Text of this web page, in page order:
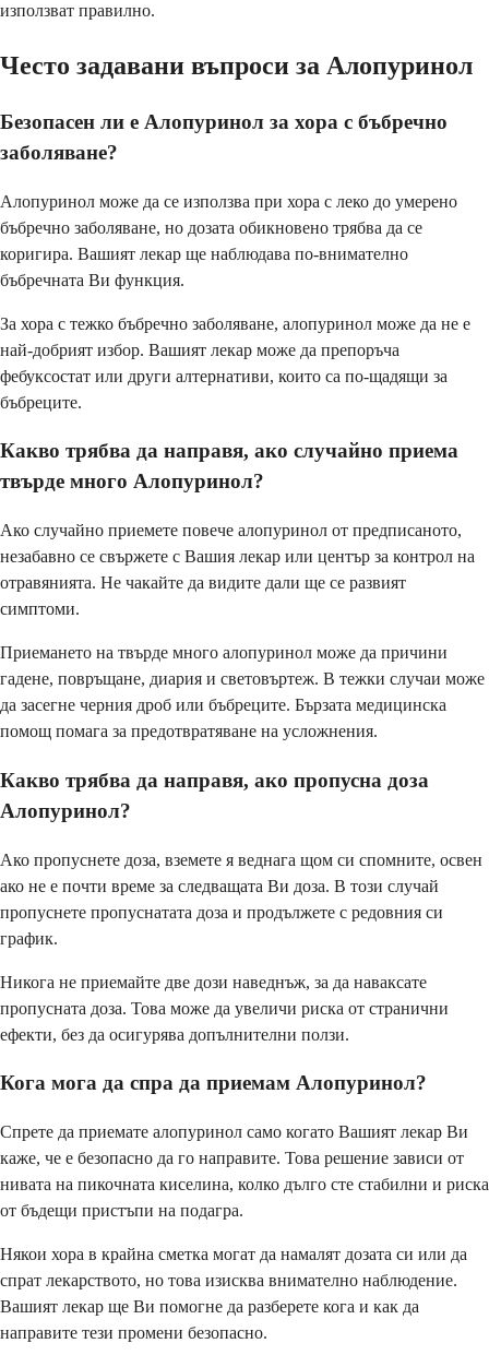
използват правилно.
Често задавани въпроси за Алопуринол
Безопасен ли е Алопуринол за хора с бъбречно
заболяване?
Алопуринол може да се използва при хора с леко до умерено
бъбречно заболяване, но дозата обикновено трябва да се
коригира. Вашият лекар ще наблюдава по-внимателно
бъбречната Ви функция.
За хора с тежко бъбречно заболяване, алопуринол може да не е
най-добрият избор. Вашият лекар може да препоръча
фебуксостат или други алтернативи, които са по-щадящи за
бъбреците.
Какво трябва да направя, ако случайно приема
твърде много Алопуринол?
Ако случайно приемете повече алопуринол от предписаното,
незабавно се свържете с Вашия лекар или център за контрол на
отравянията. Не чакайте да видите дали ще се развият
симптоми.
Приемането на твърде много алопуринол може да причини
гадене, повръщане, диария и световъртеж. В тежки случаи може
да засегне черния дроб или бъбреците. Бързата медицинска
помощ помага за предотвратяване на усложнения.
Какво трябва да направя, ако пропусна доза
Алопуринол?
Ако пропуснете доза, вземете я веднага щом си спомните, освен
ако не е почти време за следващата Ви доза. В този случай
пропуснете пропуснатата доза и продължете с редовния си
график.
Никога не приемайте две дози наведнъж, за да наваксате
пропусната доза. Това може да увеличи риска от странични
ефекти, без да осигурява допълнителни ползи.
Кога мога да спра да приемам Алопуринол?
Спрете да приемате алопуринол само когато Вашият лекар Ви
каже, че е безопасно да го направите. Това решение зависи от
нивата на пикочната киселина, колко дълго сте стабилни и риска
от бъдещи пристъпи на подагра.
Някои хора в крайна сметка могат да намалят дозата си или да
спрат лекарството, но това изисква внимателно наблюдение.
Вашият лекар ще Ви помогне да разберете кога и как да
направите тези промени безопасно.